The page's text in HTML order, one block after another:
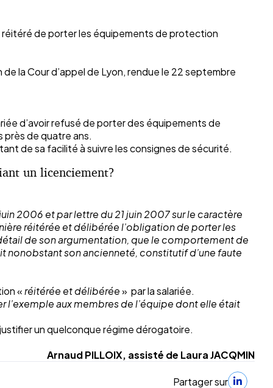
réitéré de porter les équipements de protection
la Cour d’appel de Lyon, rendue le 22 septembre
d’avoir refusé de porter des équipements de
près de quatre ans.
de sa facilité à suivre les consignes de sécurité.
un licenciement?
2006 et par lettre du 21 juin 2007 sur le caractère
réitérée et délibérée l’obligation de porter les
de son argumentation, que le comportement de
nonobstant son ancienneté, constitutif d’une faute
«réitérée et délibérée» par la salariée.
l’exemple aux membres de l’équipe dont elle était
un quelconque régime dérogatoire.
Arnaud PILLOIX, assisté de Laura JACQMIN
Partager sur